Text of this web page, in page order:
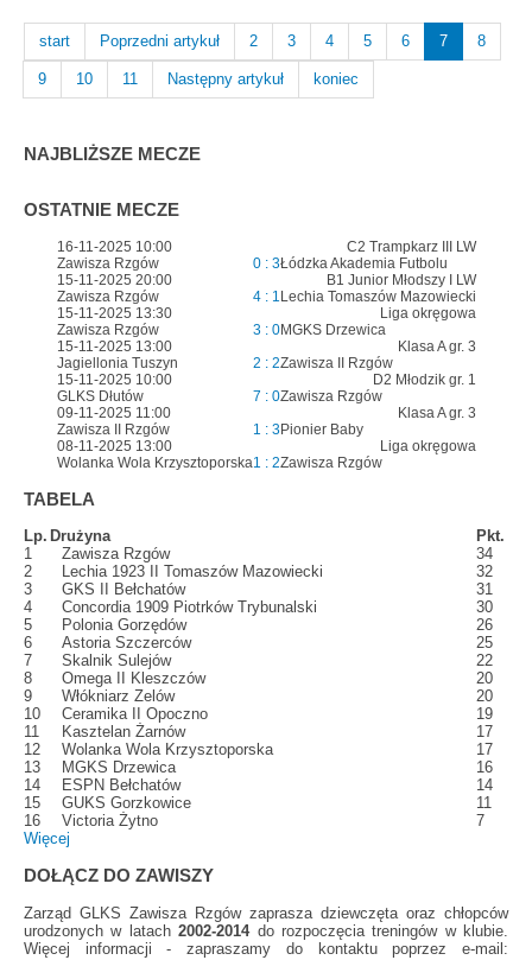
start Poprzedni artykuł 2 3 4 5 6 7 8
9 10 11 Następny artykuł koniec
NAJBLIŻSZE MECZE
OSTATNIE MECZE
16-11-2025 10:00
C2 Trampkarz III LW
Zawisza Rzgów
0 : 3Łódzka Akademia Futbolu
15-11-2025 20:00
B1 Junior Młodszy I LW
Zawisza Rzgów
4 : 1 Lechia Tomaszów Mazowiecki
15-11-2025 13:30
Liga okręgowa
Zawisza Rzgów
3 : 0MGKS Drzewica
15-11-2025 13:00
Klasa A gr. 3
Jagiellonia Tuszyn
2 : 2Zawisza II Rzgów
15-11-2025 10:00
D2 Młodzik gr. 1
GLKS Dłutów
7 : 0Zawisza Rzgów
09-11-2025 11:00
Klasa A gr. 3
Zawisza II Rzgów
1 : 3Pionier Baby
08-11-2025 13:00
Liga okręgowa
Wolanka Wola Krzysztoporska1 : 2Zawisza Rzgów
TABELA
Lp. Drużyna
Pkt.
1
Zawisza Rzgów
34
2
Lechia 1923 II Tomaszów Mazowiecki
32
3
GKS II Bełchatów
31
4
Concordia 1909 Piotrków Trybunalski
30
5
Polonia Gorzędów
26
6
Astoria Szczerców
25
7
Skalnik Sulejów
22
8
Omega II Kleszczów
20
9
Włókniarz Zelów
20
10
Ceramika II Opoczno
19
11
Kasztelan Żarnów
17
12
Wolanka Wola Krzysztoporska
17
13
MGKS Drzewica
16
14
ESPN Bełchatów
14
15
GUKS Gorzkowice
11
16
Victoria Żytno
7
Więcej
DOŁĄCZ DO ZAWISZY
Zarząd GLKS Zawisza Rzgów zaprasza dziewczęta oraz chłopców
urodzonych w latach2002-2014do rozpoczęcia treningów w klubie.
Więcej informacji - zapraszamy do kontaktu poprzez e-mail: